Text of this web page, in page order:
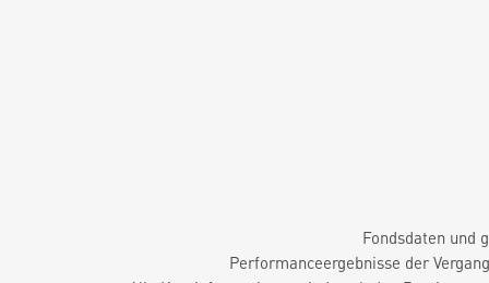
Fondsdaten und
Performanceergebnisse der